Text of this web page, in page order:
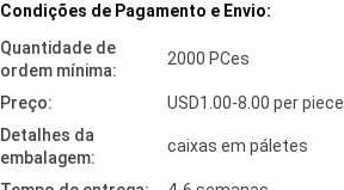
Condições de Pagamento e Envio:
Quantidade de
ordem mínima:
2000 PCes
Preço:
USD1.00-8.00 per piece
Detalhes da
embalagem:
caixas em páletes